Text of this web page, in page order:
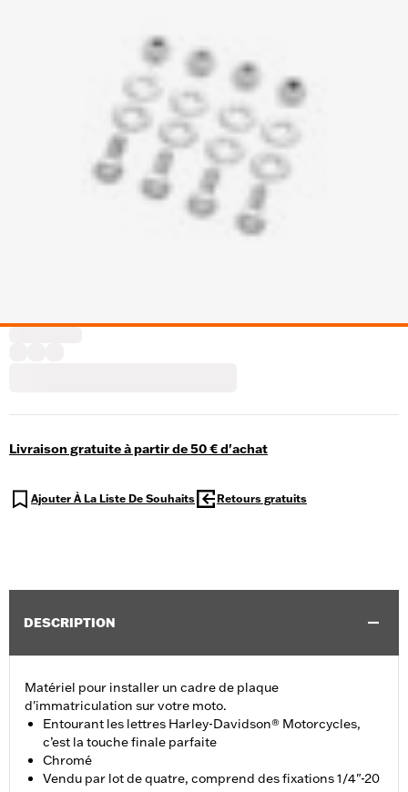
Livraison gratuite à partir de 50 € d'achat
Ajouter À La Liste De Souhaits Retours gratuits
DESCRIPTION
Matériel pour installer un cadre de plaque
d'immatriculation sur votre moto.
Entourant les lettres Harley-Davidson® Motorcycles,
c’est la touche finale parfaite
Chromé
Vendu par lot de quatre, comprend des fixations 1/4"-20